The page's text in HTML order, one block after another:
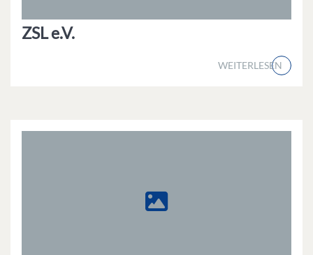
ZSL e.V.
WEITERLESEN